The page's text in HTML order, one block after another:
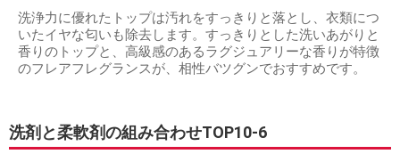
洗浄力に優れたトップは汚れをすっきりと落とし、衣類につ
いたイヤな匂いも除去します。すっきりとした洗いあがりと
香りのトップと、高級感のあるラグジュアリーな香りが特徴
のフレアフレグランスが、相性バツグンでおすすめです。
洗剤と柔軟剤の組み合わせTOP10-6